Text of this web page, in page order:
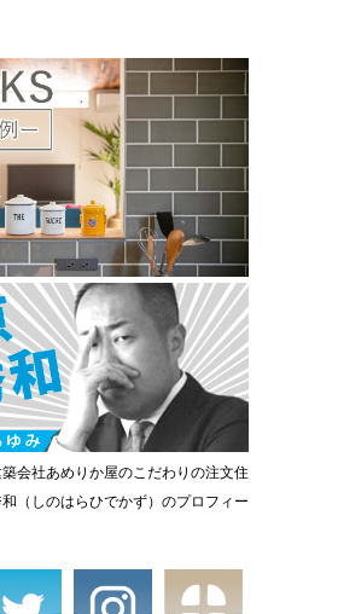
会社あめりか屋のこだわりの注文住
（しのはらひでかず）のプロフィー